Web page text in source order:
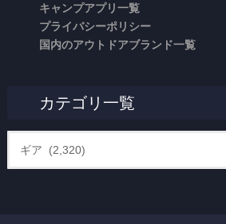
キャンプアプリ一覧
プライバシーポリシー
国内のアウトドアブランド一覧
カテゴリ一覧